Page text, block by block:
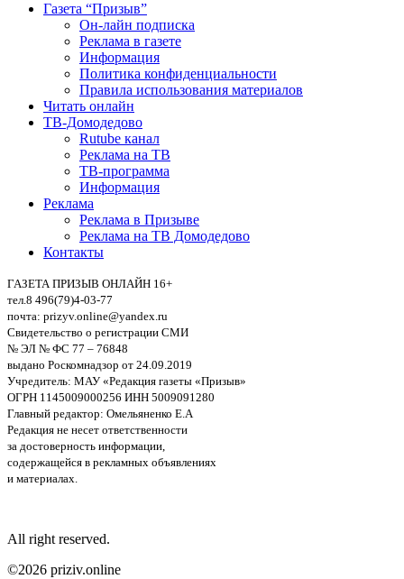
Газета “Призыв”
Он-лайн подписка
Реклама в газете
Информация
Политика конфиденциальности
Правила использования материалов
Читать онлайн
ТВ-Домодедово
Rutube канал
Реклама на ТВ
ТВ-программа
Информация
Реклама
Реклама в Призыве
Реклама на ТВ Домодедово
Контакты
ГАЗЕТА ПРИЗЫВ ОНЛАЙН 16+
тел.8 496(79)4-03-77
почта: prizyv.online@yandex.ru
Свидетельство о регистрации СМИ
№ ЭЛ № ФС 77 – 76848
выдано Роскомнадзор от 24.09.2019
Учредитель: МАУ «Редакция газеты «Призыв»
ОГРН 1145009000256 ИНН 5009091280
Главный редактор: Омельяненко Е.А
Редакция не несет ответственности
за достоверность информации,
содержащейся в рекламных объявлениях
и материалах.
All right reserved.
©2026 priziv.online